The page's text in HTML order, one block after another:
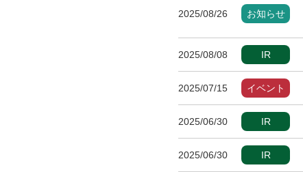
2025/08/26 お知らせ
2025/08/08 IR
2025/07/15 イベント
2025/06/30 IR
2025/06/30 IR